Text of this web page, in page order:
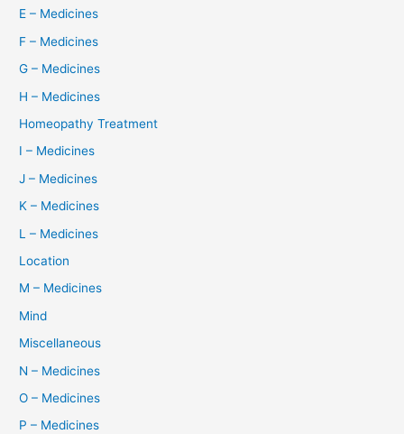
E – Medicines
F – Medicines
G – Medicines
H – Medicines
Homeopathy Treatment
I – Medicines
J – Medicines
K – Medicines
L – Medicines
Location
M – Medicines
Mind
Miscellaneous
N – Medicines
O – Medicines
P – Medicines